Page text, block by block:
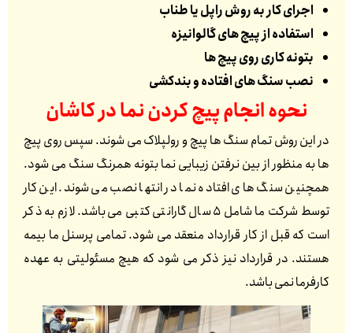
اجرای کار به روش راپل یا طناب
استفاده از پیچ های گالوانیزه
بتونه کاری روی پیچ ها
نصب سنگ های افتاده و بندکشی
نحوه انجام پیچ کردن نما درکاشان
در این روش تمام سنگ ها پیچ و رولپلاک می شوند. سپس روی پیچ
ها به منظور از بین نرفتن زیبایی نما بتونه همرنگ سنگ می شود.
همچنین سنگ های افتاده نما در انتها نصب می شوند. این کار
توسط شرکت ما شامل 5 سال گارانتی کتبی می باشد. لازم به ذکر
است که قبل از کار قرارداد منعقد می شود. تمامی پرسنل ما بیمه
هستند. در قرارداد نیز ذکر می شود که هیچ مسئولیتی به عهده
کارفرما نمی باشد.